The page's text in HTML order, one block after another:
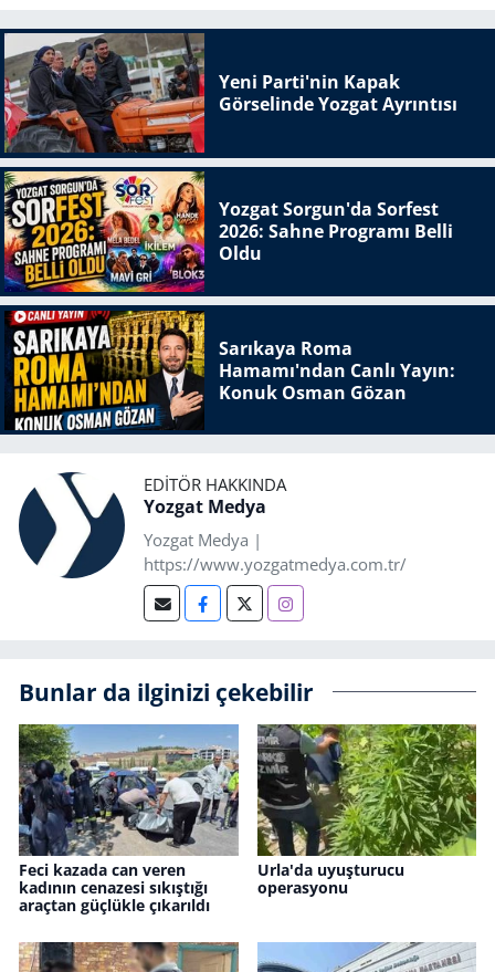
Yeni Parti'nin Kapak
Görselinde Yozgat Ayrıntısı
Yozgat Sorgun'da Sorfest
2026: Sahne Programı Belli
Oldu
Sarıkaya Roma
Hamamı'ndan Canlı Yayın:
Konuk Osman Gözan
EDITÖR HAKKINDA
Yozgat Medya
Yozgat Medya |
https://www.yozgatmedya.com.tr/
Bunlar da ilginizi çekebilir
Feci kazada can veren
kadının cenazesi sıkıştığı
araçtan güçlükle çıkarıldı
Urla'da uyuşturucu
operasyonu